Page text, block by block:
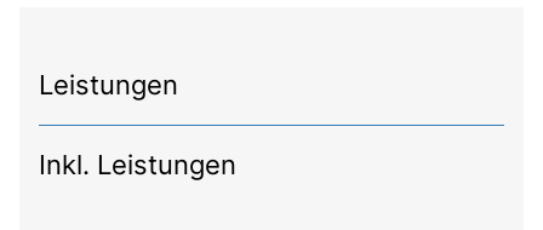
Leistungen
Inkl. Leistungen